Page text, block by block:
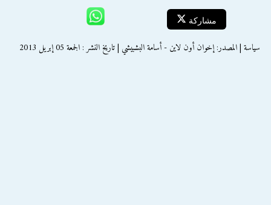
مشاركة
سياسة | المصدر: إخوان أون لاين - أسامة البشبيشي | تاريخ النشر : الجمعة 05 إبريل 2013